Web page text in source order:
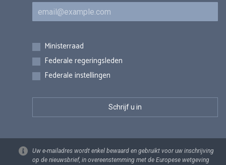
E-mail
Inschrijvingen
Ministerraad
Federale regeringsleden
Federale instellingen
Uw e-mailadres wordt enkel bewaard en gebruikt voor uw inschrijving
op de nieuwsbrief, in overeenstemming met de Europese wetgeving